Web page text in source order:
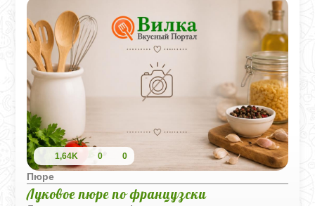
имеет свой тонкий оттенок вкуса - от
нежности шпината до легкой кислинки
томата, а яйца в мешочек в центре делают
это блюдо завершенным и очень сытным.
1,64K 0 0
Пюре
Луковое пюре по французски